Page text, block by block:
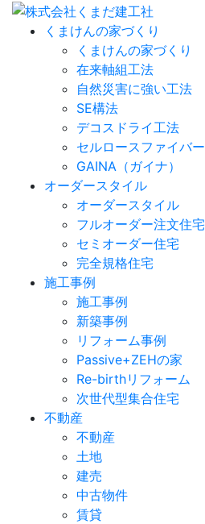
くまけんの家づくり
くまけんの家づくり
在来軸組工法
自然災害に強い工法
SE構法
デコスドライ工法
セルロースファイバー
GAINA（ガイナ）
オーダースタイル
オーダースタイル
フルオーダー注文住宅
セミオーダー住宅
完全規格住宅
施工事例
施工事例
新築事例
リフォーム事例
Passive+ZEHの家
Re-birthリフォーム
次世代型集合住宅
不動産
不動産
土地
建売
中古物件
賃貸